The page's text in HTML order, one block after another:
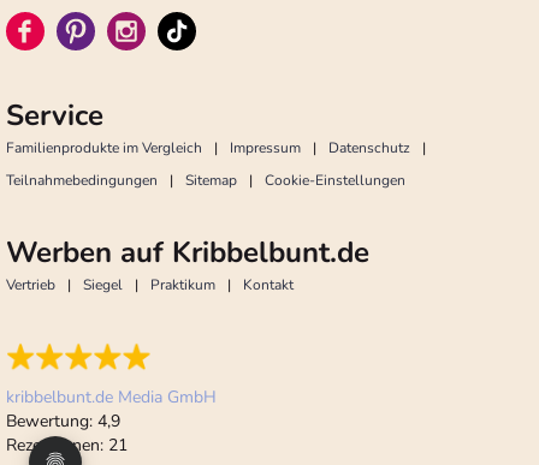
Service
Familienprodukte im Vergleich Impressum
Datenschutz
Teilnahmebedingungen
Sitemap Cookie-Einstellungen
Werben auf Kribbelbunt.de
Vertrieb Siegel Praktikum Kontakt
kribbelbunt.de Media GmbH
Bewertung: 4,9
Rezensionen: 21